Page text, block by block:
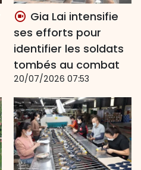
Gia Lai intensifie
ses efforts pour
identifier les soldats
tombés au combat
20/07/2026 07:53